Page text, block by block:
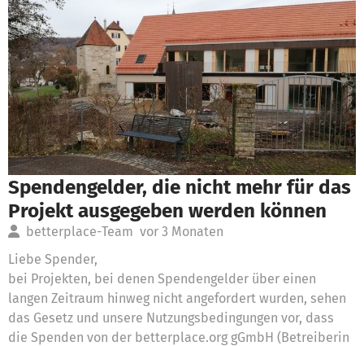
Spendengelder, die nicht mehr für das
Projekt ausgegeben werden können
betterplace-Team vor 3 Monaten
Liebe Spender,
bei Projekten, bei denen Spendengelder über einen
langen Zeitraum hinweg nicht angefordert wurden, sehen
das Gesetz und unsere Nutzungsbedingungen vor, dass
die Spenden von der betterplace.org gGmbH (Betreiberin